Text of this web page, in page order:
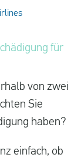
für
von zwei
Sie
haben?
einfach, ob